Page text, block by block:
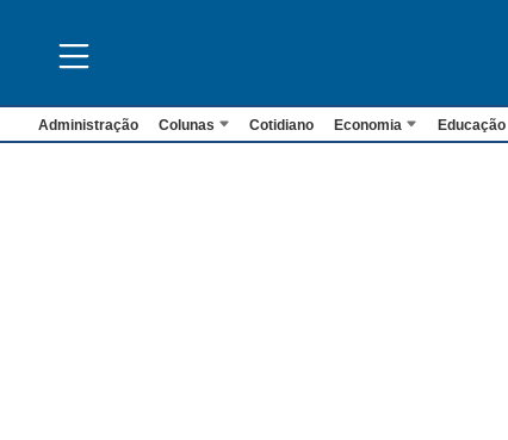
Administração Colunas Cotidiano Economia Educação